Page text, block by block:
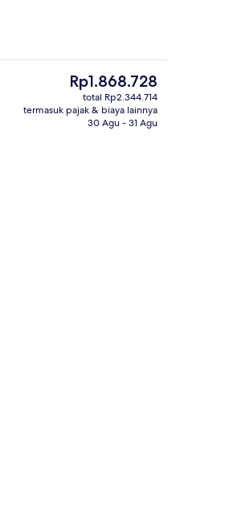
Pintu masuk properti
Harga
saat
ini
Rp1.868.728
Rp1.868.728
total Rp2.344.714
termasuk pajak & biaya lainnya
30 Agu - 31 Agu